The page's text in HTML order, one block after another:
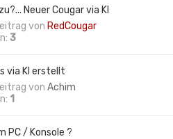
Neuer Cougar via KI
von RedCougar
3
via KI erstellt
von Achim
1
PC / Konsole ?